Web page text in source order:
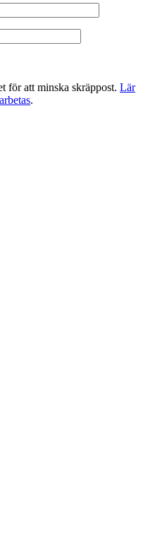
för att minska skräppost. Lär
.